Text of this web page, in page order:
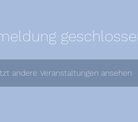
andere Veranstaltungen ansehen